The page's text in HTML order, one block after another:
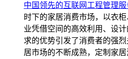
中国领先的互联网工程管理服
时下的家居消费市场，以衣
业凭借空间的高效利用、设
求的优势引发了消费者的强
居市场的不断成熟，定制家